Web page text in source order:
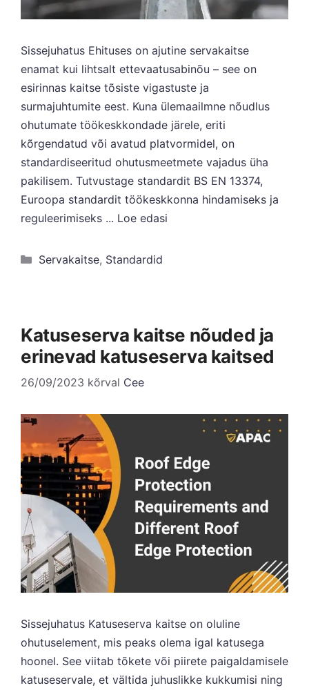
Sissejuhatus Ehituses on ajutine servakaitse
enamat kui lihtsalt ettevaatusabinõu – see on
esirinnas kaitse tõsiste vigastuste ja
surmajuhtumite eest. Kuna ülemaailmne nõudlus
ohutumate töökeskkondade järele, eriti
kõrgendatud või avatud platvormidel, on
standardiseeritud ohutusmeetmete vajadus üha
pakilisem. Tutvustage standardit BS EN 13374,
Euroopa standardit töökeskkonna hindamiseks ja
reguleerimiseks ... Loe edasi
Kategooriad
Servakaitse, Standardid
Katuseserva kaitse nõuded ja
erinevad katuseserva kaitsed
26/09/2023 kõrval Cee
Sissejuhatus Katuseserva kaitse on oluline
ohutuselement, mis peaks olema igal katusega
hoonel. See viitab tõkete või piirete paigaldamisele
katuseservale, et vältida juhuslikke kukkumisi ning